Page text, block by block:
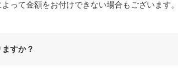
って金額をお付けできない場合もございます。
すか？